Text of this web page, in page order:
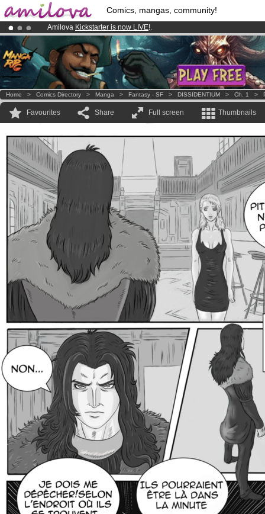
Comics, mangas, community!
Amilova Kickstarter is now LIVE!.
Already 100000membersand 1000comics & mangas!.
Premium membership from3.95 euros per month !Get membership
Home > Comics Directory > Manga > Fantasy - SF > DISSIDENTIUM > Ch. 1 >
Favourites Share Full screen Thumbnails